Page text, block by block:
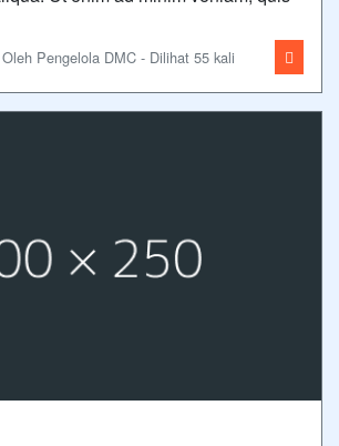
Pengelola DMC - Dilihat 55 kali